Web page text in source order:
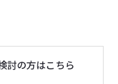
討の方はこちら